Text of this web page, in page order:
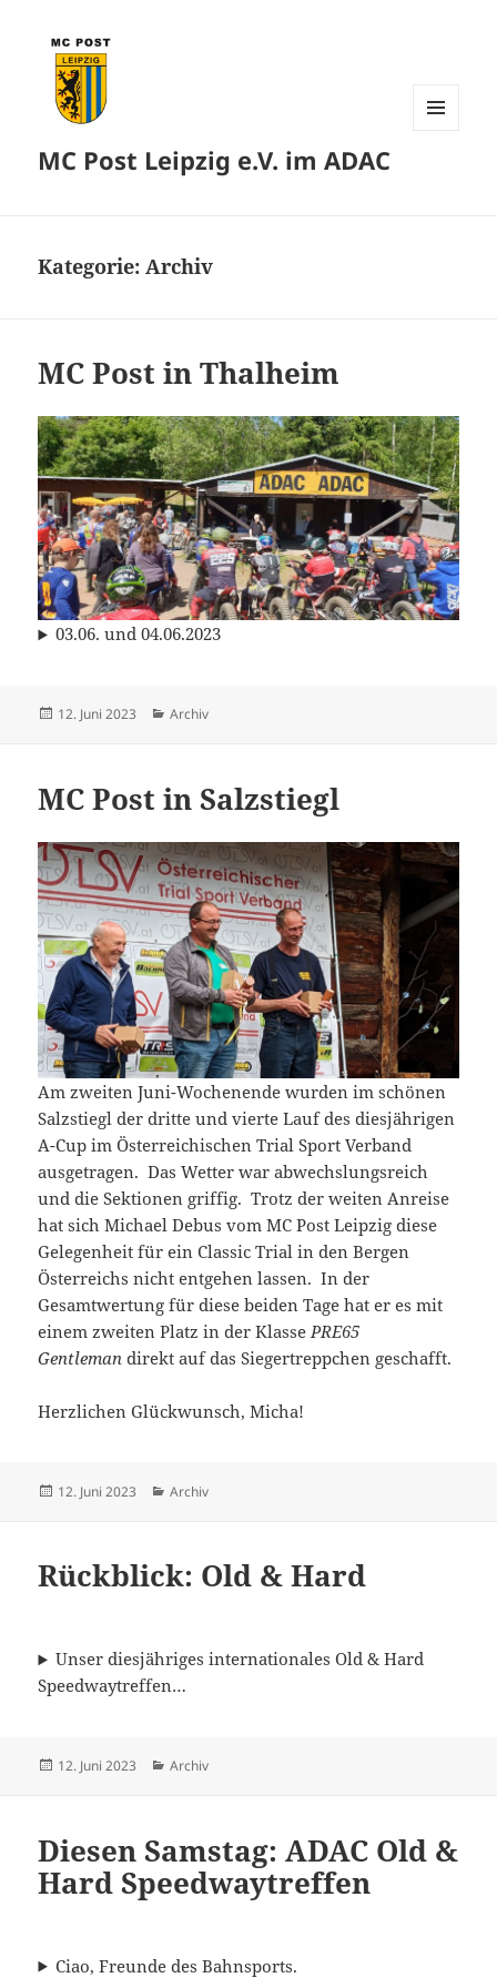
MC Post Leipzig e.V. im ADAC
Kategorie:Archiv
MC Post in Thalheim
03.06. und 04.06.2023
Veröffentlicht
12. Juni 2023 Kategorien
Archiv
MC Post in Salzstiegl
Am zweiten Juni-Wochenende wurden im schönen
Salzstiegl der dritte und vierte Lauf des diesjährigen
A-Cup im Österreichischen Trial Sport Verband
ausgetragen. Das Wetter war abwechslungsreich
und die Sektionen griffig. Trotz der weiten Anreise
hat sich Michael Debus vom MC Post Leipzig diese
Gelegenheit für ein Classic Trial in den Bergen
Österreichs nicht entgehen lassen. In der
Gesamtwertung für diese beiden Tage hat er es mit
einem zweiten Platz in der Klasse PRE65
Gentleman direkt auf das Siegertreppchen geschafft.
Herzlichen Glückwunsch, Micha!
Veröffentlicht
12. Juni 2023 Kategorien
Archiv
Rückblick: Old & Hard
Unser diesjähriges internationales Old & Hard
Speedwaytreffen…
Veröffentlicht
12. Juni 2023 Kategorien
Archiv
Diesen Samstag: ADAC Old &
Hard Speedwaytreffen
Ciao, Freunde des Bahnsports.